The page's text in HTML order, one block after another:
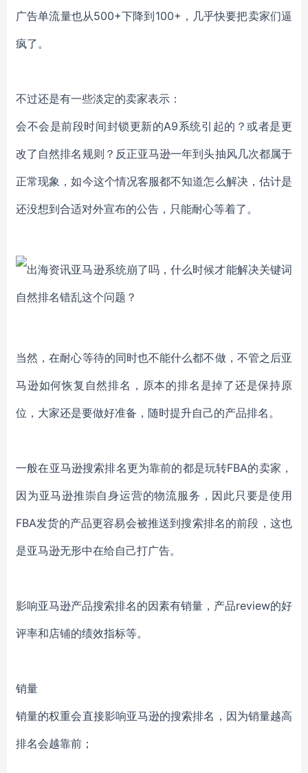
广告单流量也从500+下降到100+ ，几乎快要把卖家们逼
疯了。
不过还是有一些淡定的卖家表示：
会不会是前段时间封锁更新的A9系统引起的？或者是更
改了自然排名规则？反正亚马逊一年到头抽风几次都属于
正常现象，如今这个情况客服都不知道怎么解决，估计是
还没想到合适对外宣布的公告，只能耐心等着了。
当然，在耐心等待的同时也不能什么都不做，不管之后亚
马逊如何恢复自然排名，原本的排名是掉了还是保持原
位，大家还是要做好准备，随时提升自己的产品排名。
一般在亚马逊搜索排名更为靠前的都是玩转FBA的卖家，
因为亚马逊推崇自身运营的物流服务，因此只要是使用
FBA发货的产品更容易会被推送到搜索排名的前段，这也
是亚马逊无形中在给自己打广告。
影响亚马逊产品搜索排名的因素有销量，产品review的好
评率和店铺的绩效指标等。
销量
销量的权重会直接影响亚马逊的搜索排名，因为销量越高
排名会越靠前；